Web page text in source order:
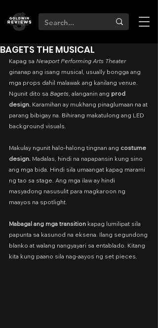
BAGETS THE MUSICAL
Kapag sa Newport Performing Arts Theater
ginanap ang isang musical, usually bongga ang
mga props dahil malawak ang kanilang venue.
Ngunit dito sa Bagets, alanganin ang prod
design. Karamihan ay mukhang pinaglumaan na at
parang bibigay na. Bihirang makatulong ang LED
background visuals.
Makulay ngunit halo-halong tingnan ang costume
design. Madalas, hindi na napapansin kung sino
ang mga bida. Hindi sila umaangat kapag marami
ng tao sa stage. Ang mga ilaw ay hindi
masyadong nasusulit para magkaroon ng
maayos na spotlight.
Mabagal ang mga transition kapag lumilipat sila
papunta sa kasunod na eksena. Ilang segundong
blanko at walang nangyayari sa entablado. Kitang
kita kung paano sila nag-aayos ng set pieces.